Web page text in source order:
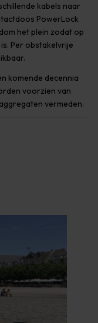
kabels naar
PowerLock
het plein zodat op
Per obstakelvrije
komende decennia
voorzien van
vermeden.
slide